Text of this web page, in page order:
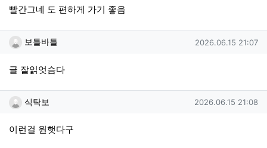
빨간그네 도 편하게 가기 좋음
보틀바틀님의 댓글
보틀바틀 작성일
2026.06.15 21:07
글 잘읽엇슴다
식탁보님의 댓글
식탁보 작성일
2026.06.15 21:08
이런걸 원햇다구